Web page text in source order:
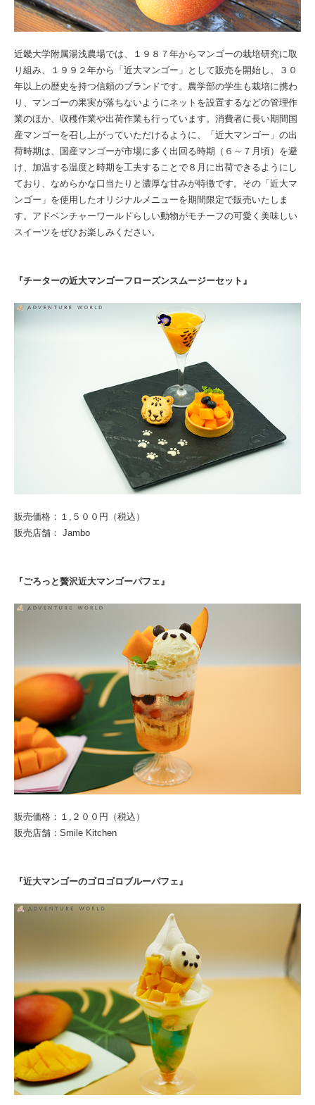
近畿大学附属湯浅農場では、１９８７年からマンゴーの栽培研究に取
り組み、１９９２年から「近大マンゴー」として販売を開始し、３０
年以上の歴史を持つ信頼のブランドです。農学部の学生も栽培に携わ
り、マンゴーの果実が落ちないようにネットを設置するなどの管理作
業のほか、収穫作業や出荷作業も行っています。消費者に長い期間国
産マンゴーを召し上がっていただけるように、「近大マンゴー」の出
荷時期は、国産マンゴーが市場に多く出回る時期（６～７月頃）を避
け、加温する温度と時期を工夫することで８月に出荷できるようにし
ており、なめらかな口当たりと濃厚な甘みが特徴です。その「近大マ
ンゴー」を使用したオリジナルメニューを期間限定で販売いたしま
す。アドベンチャーワールドらしい動物がモチーフの可愛く美味しい
スイーツをぜひお楽しみください。
『チーターの近大マンゴーフローズンスムージーセット』
販売価格：１,５００円（税込）
販売店舗： Jambo
『ごろっと贅沢近大マンゴーパフェ』
販売価格：１,２００円（税込）
販売店舗：Smile Kitchen
『近大マンゴーのゴロゴロブルーパフェ』